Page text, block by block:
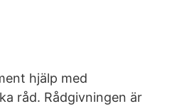
hjälp med
råd. Rådgivningen är